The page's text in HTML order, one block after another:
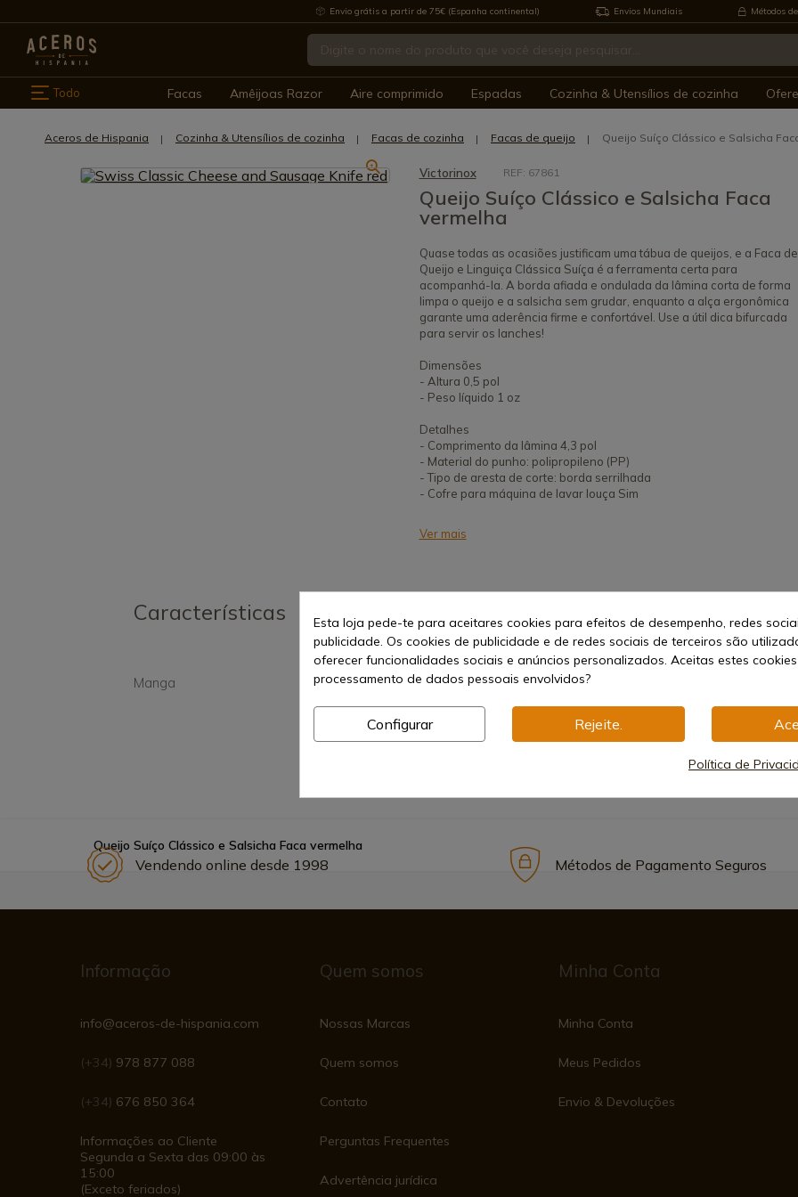
Envio grátis a partir de 75€ (Espanha continental) Envios Mundiais Métodos
Todo Facas Amêijoas Razor Aire comprimido Espadas Cozinha & Utensílios de cozinha
Aceros de Hispania Cozinha & Utensílios de cozinha Facas de cozinha Facas de queijo Queijo Suíço Clássico e Salsicha
Victorinox REF: 67861
Queijo Suíço Clássico e Salsicha Faca
vermelha
Quase todas as ocasiões justificam uma tábua de queijos, e a Faca de
Queijo e Linguiça Clássica Suíça é a ferramenta certa para
acompanhá-la. A borda afiada e ondulada da lâmina corta de forma
limpa o queijo e a salsicha sem grudar, enquanto a alça ergonômica
garante uma aderência firme e confortável. Use a útil dica bifurcada
para servir os lanches!
Dimensões
- Altura 0,5 pol
- Peso líquido 1 oz
Detalhes
- Comprimento da lâmina 4,3 pol
- Material do punho: polipropileno (PP)
- Tipo de aresta de corte: borda serrilhada
- Cofre para máquina de lavar louça Sim
Ver mais
Características
Manga Sintético
Queijo Suíço Clássico e Salsicha Faca vermelha
Vendendo online desde 1998 Métodos de Pagamento Seguros
Informação
info@aceros-de-hispania.com
(+34) 978 877 088
(+34) 676 850 364
Informações ao Cliente
Segunda a Sexta das 09:00 às
15:00
(Exceto feriados)
Quem somos
Nossas Marcas
Quem somos
Contato
Perguntas Frequentes
Advertência jurídica
Minha Conta
Minha Conta
Meus Pedidos
Envio & Devoluções
Esta loja pede-te para aceitares cookies para efeitos de desempenho, redes
publicidade. Os cookies de publicidade e de redes sociais de terceiros são
oferecer funcionalidades sociais e anúncios personalizados. Aceitas estes
processamento de dados pessoais envolvidos?
Configurar Rejeite.
Política de